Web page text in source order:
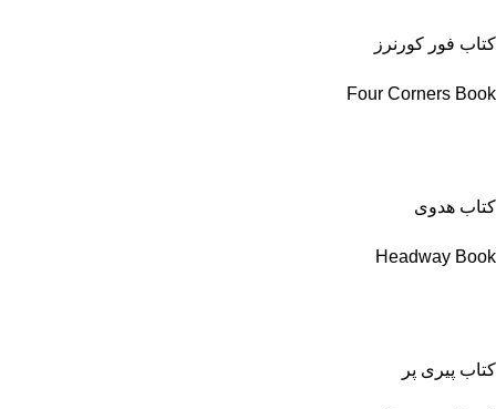
کتاب فور کورنرز
Four Corners Book
کتاب هدوی
Headway Book
کتاب پیری پر